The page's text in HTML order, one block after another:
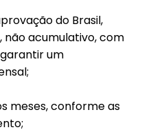
do Brasil,
não acumulativo, com
um
meses, conforme as